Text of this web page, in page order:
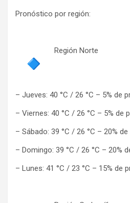
Pronóstico por región:
Región Norte
– Jueves: 40 °C / 26 °C – 5% de
– Viernes: 40 °C / 26 °C – 5% de
– Sábado: 39 °C / 26 °C – 20%
– Domingo: 39 °C / 26 °C – 20%
– Lunes: 41 °C / 23 °C – 15% de